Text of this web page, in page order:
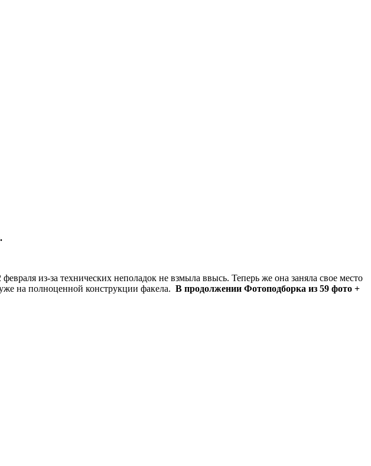
из-за технических неполадок не взмыла ввысь. Теперь же она заняла свое место
на полноценной конструкции факела. В продолжении Фотоподборка из 59 фото +